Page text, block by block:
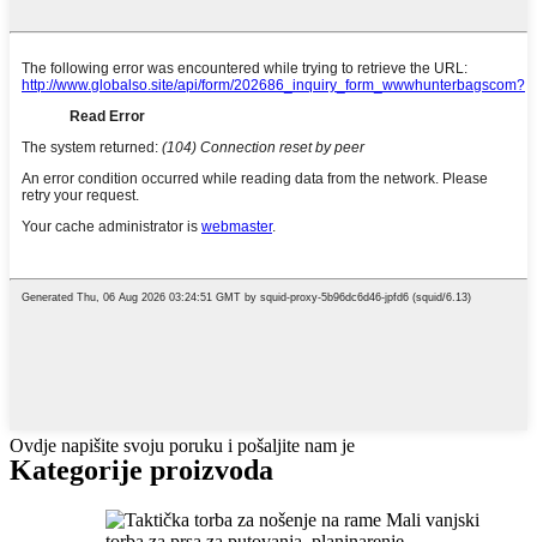
Ovdje napišite svoju poruku i pošaljite nam je
Kategorije proizvoda